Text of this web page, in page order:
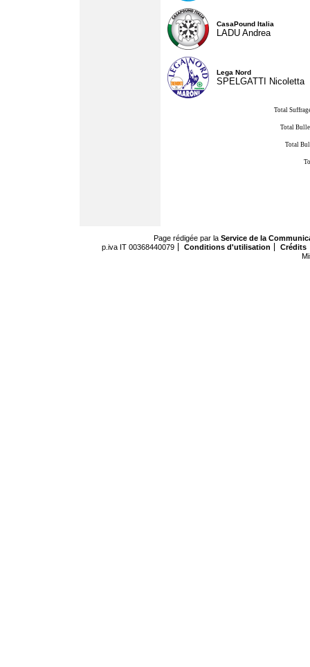
CasaPound Italia
LADU Andrea
Lega Nord
SPELGATTI Nicoletta
Total
Total
Total
Page rédigée par la Service de la
p.iva IT 00368440079
Conditions d'utilisation
Crédits